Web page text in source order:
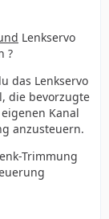
Lenkservo
?
das Lenkservo
die bevorzugte
Kanal
anzusteuern.
Trimmung